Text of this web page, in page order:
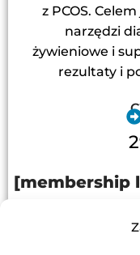
z PCOS.
narzędzi
żywieniowe i
rezultaty i
[membership
[/